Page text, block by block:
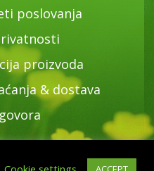
poslovanja
proizvoda
& dostava